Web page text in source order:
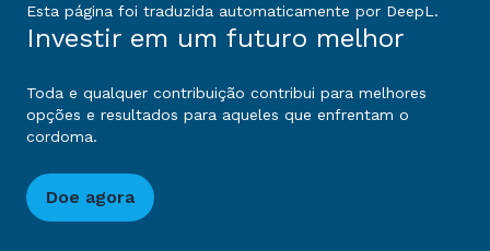
Esta página foi traduzida automaticamente por DeepL.
Investir em um futuro melhor
Toda e qualquer contribuição contribui para melhores
opções e resultados para aqueles que enfrentam o
cordoma.
Doe agora